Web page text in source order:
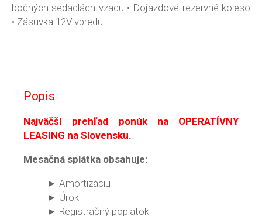
bočných sedadlách vzadu • Dojazdové rezervné koleso
• Zásuvka 12V vpredu
Popis
Najväčší prehľad ponúk na OPERATÍVNY
LEASING na Slovensku.
Mesačná splátka obsahuje:
► Amortizáciu
► Úrok
► Registračný poplatok